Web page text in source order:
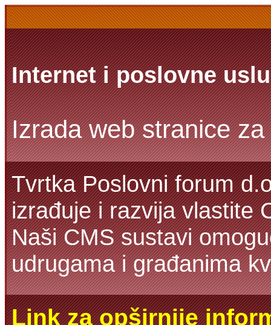
Internet i poslovne
Izrada web stranice
Tvrtka Poslovni forum
izrađuje i razvija vlastite
Naši CMS sustavi
udrugama i građanima
Link za opširnije